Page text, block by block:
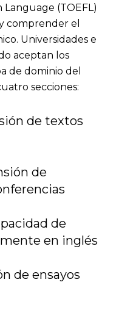
Language (TOEFL)
comprender el
Universidades e
aceptan los
de dominio del
secciones:
de textos
de
de
en inglés
de ensayos